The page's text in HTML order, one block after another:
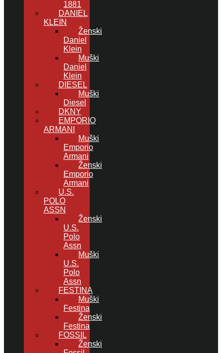
1881
DANIEL
KLEIN
Ženski
Daniel
Klein
Muški
Daniel
Klein
DIESEL
Muški
Diesel
DKNY
EMPORIO
ARMANI
Muški
Emporio
Armani
Ženski
Emporio
Armani
U.S.
POLO
ASSN
Ženski
U.S.
Polo
Assn
Muški
U.S.
Polo
Assn
FESTINA
Muški
Festina
Ženski
Festina
FOSSIL
Ženski